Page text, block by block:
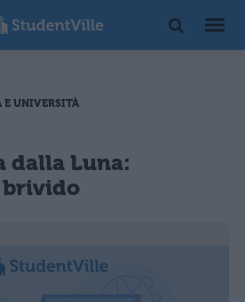
E UNIVERSITÀ
dalla Luna: